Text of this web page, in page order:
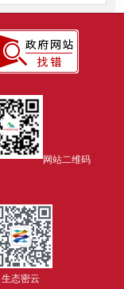
网站二维码
生态密云